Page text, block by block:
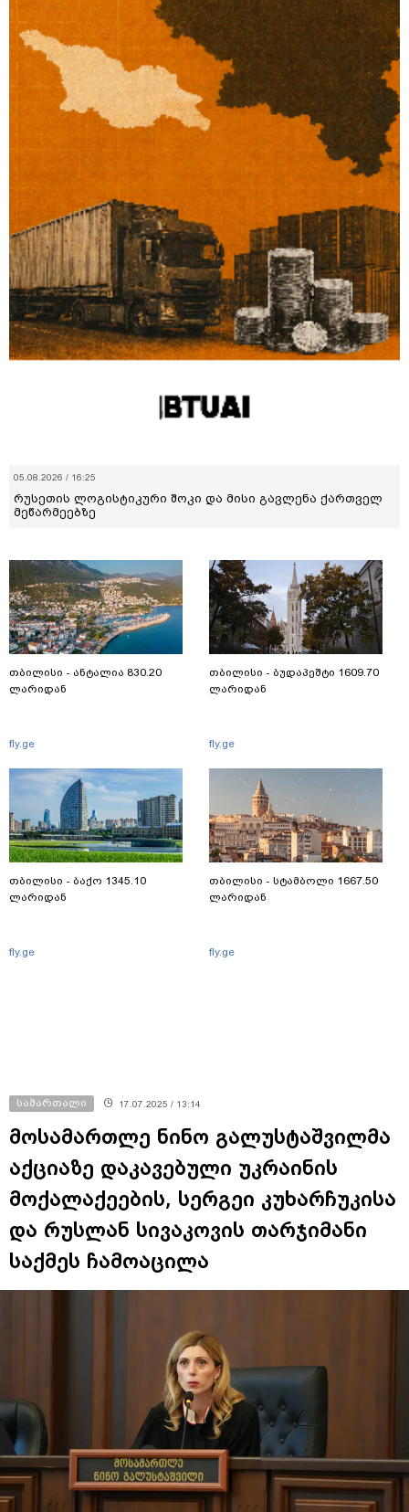
05.08.2026 / 16:25
რუსეთის ლოგისტიკური შოკი და მისი გავლენა ქართველ
მეწარმეებზე
თბილისი - ანტალია 830.20
ლარიდან
fly.ge
თბილისი - ბაქო 1345.10
ლარიდან
fly.ge
თბილისი - ბუდაპეშტი 1609.70
ლარიდან
fly.ge
თბილისი - სტამბოლი 1667.50
ლარიდან
fly.ge
სამართალი 17.07.2025 / 13:14
მოსამართლე ნინო გალუსტაშვილმა
აქციაზე დაკავებული უკრაინის
მოქალაქეების, სერგეი კუხარჩუკისა
და რუსლან სივაკოვის თარჯიმანი
საქმეს ჩამოაცილა